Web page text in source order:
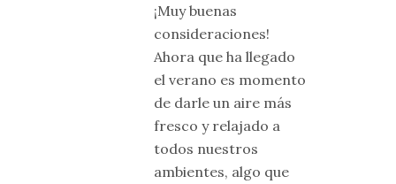
¡Muy buenas
consideraciones!
Ahora que ha llegado
el verano es momento
de darle un aire más
fresco y relajado a
todos nuestros
ambientes, algo que